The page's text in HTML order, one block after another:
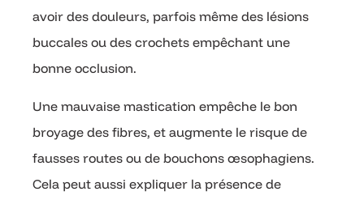
avoir des douleurs, parfois même des lésions
buccales ou des crochets empêchant une
bonne occlusion.
Une mauvaise mastication empêche le bon
broyage des fibres, et augmente le risque de
fausses routes ou de bouchons œsophagiens.
Cela peut aussi expliquer la présence de